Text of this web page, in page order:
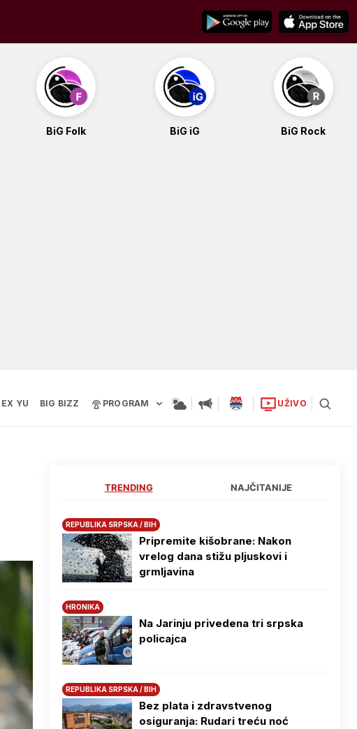
BiG Folk BiG iG BiG Rock
EX YU BIG BIZZ PROGRAM UŽIVO
TRENDING NAJČITANIJE
REPUBLIKA SRPSKA / BIH
Pripremite kišobrane: Nakon
vrelog dana stižu pljuskovi i
grmljavina
HRONIKA
Na Јarinju privedena tri srpska
policajca
REPUBLIKA SRPSKA / BIH
Bez plata i zdravstvenog
osiguranja: Rudari treću noć